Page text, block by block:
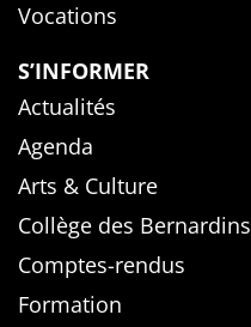
Vocations
S’INFORMER
Actualités
Agenda
Arts & Culture
Collège des Bernardins
Comptes-rendus
Formation